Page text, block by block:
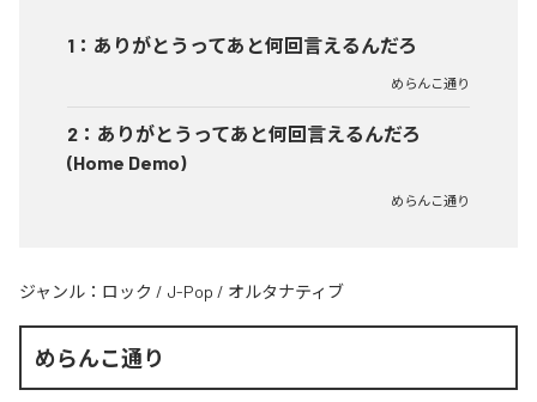
1 ： ありがとうってあと何回言えるんだろ
めらんこ通り
2 ： ありがとうってあと何回言えるんだろ
(Home Demo)
めらんこ通り
ジャンル： ロック / J-Pop / オルタナティブ
めらんこ通り